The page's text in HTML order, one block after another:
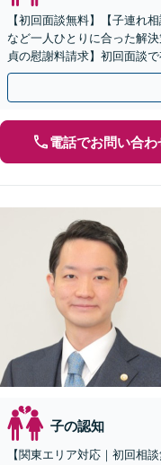
【初回面談無料】【子連れ
など一人ひとりに合った解
貞の慰謝料請求】初回面談
します。お気軽にご相談く
電話でお問い合わ
子の認知
【関東エリア対応｜初回相